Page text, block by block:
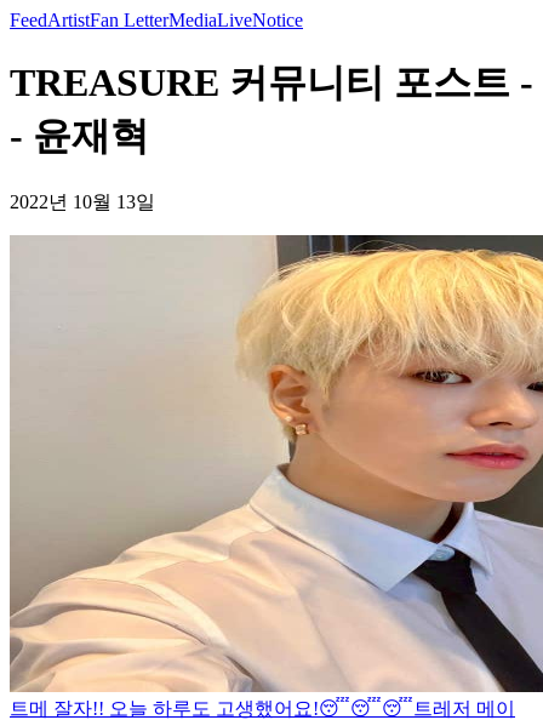
FeedArtistFan LetterMediaLiveNotice
TREASURE 커뮤니티 포스트 -
- 윤재혁
2022년 10월 13일
트메 잘자!! 오늘 하루도 고생했어요!😴😴😴 트레저 메이